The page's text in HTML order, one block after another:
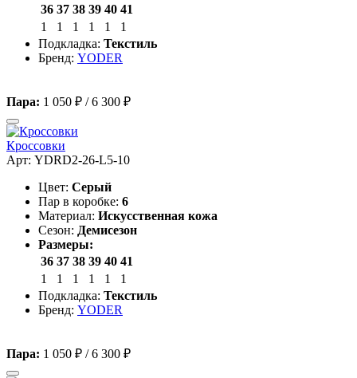
36 37 38 39 40 41
1
1 1 1 1
1
Подкладка: Текстиль
Бренд: YODER
Пара: 1 050 ₽ /6 300 ₽
Кроссовки
Арт: YDRD2-26-L5-10
Цвет: Серый
Пар в коробке: 6
Материал: Искусственная кожа
Сезон: Демисезон
Размеры:
36 37 38 39 40 41
1
1 1 1 1
1
Подкладка: Текстиль
Бренд: YODER
Пара: 1 050 ₽ /6 300 ₽